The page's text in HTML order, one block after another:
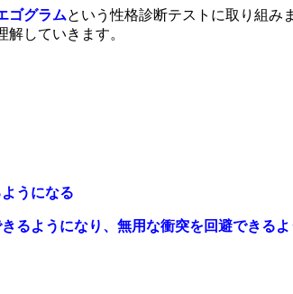
ゴグラムという性格診断テストに取り組み
していきます。
うになる
るようになり、無用な衝突を回避できるよ